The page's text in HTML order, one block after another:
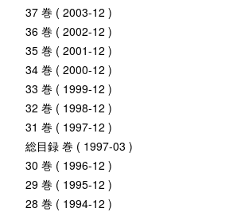
37 巻 ( 2003-12 )
36 巻 ( 2002-12 )
35 巻 ( 2001-12 )
34 巻 ( 2000-12 )
33 巻 ( 1999-12 )
32 巻 ( 1998-12 )
31 巻 ( 1997-12 )
総目録 巻 ( 1997-03 )
30 巻 ( 1996-12 )
29 巻 ( 1995-12 )
28 巻 ( 1994-12 )